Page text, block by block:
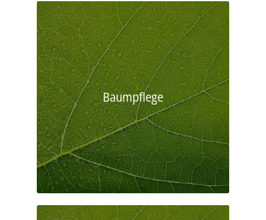
Baumpflege